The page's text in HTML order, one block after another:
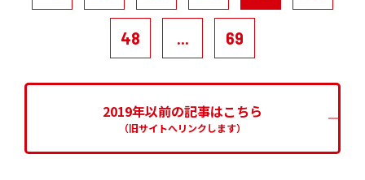
48 ... 69
2019年以前の記事はこちら
（旧サイトへリンクします）